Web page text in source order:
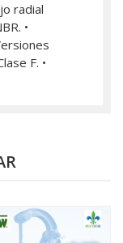
radial
•
F. •